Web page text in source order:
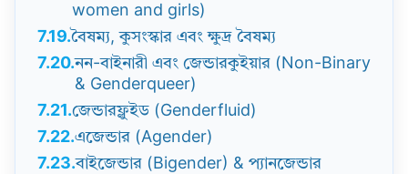
women and girls)
7.19.বৈষম্য, কুসংস্কার এবং ক্ষুদ্র বৈষম্য
7.20.নন-বাইনারী এবং জেন্ডারকুইয়ার (Non-Binary
& Genderqueer)
7.21.জেন্ডারফ্লুইড (Genderfluid)
7.22.এজেন্ডার (Agender)
7.23.বাইজেন্ডার (Bigender) & প্যানজেন্ডার